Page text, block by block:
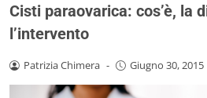
Cisti paraovarica: cos’è, la
l’intervento
Patrizia Chimera - Giugno 30, 2015